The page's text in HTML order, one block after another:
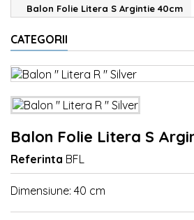
Balon Folie Litera S Argintie 40cm
CATEGORII
Balon Folie Litera S
Referinta BFL
Dimensiune: 40 cm